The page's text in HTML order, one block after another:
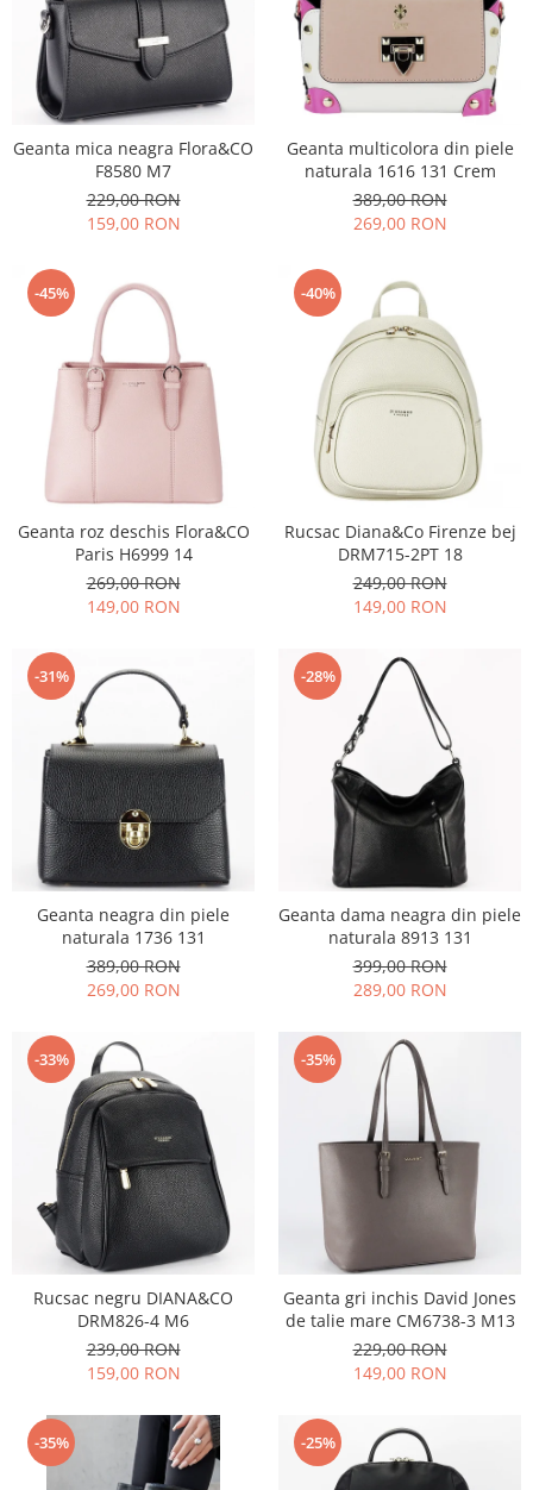
Geanta mica neagra Flora&CO
F8580 M7
229,00 RON
159,00 RON
Geanta multicolora din piele
naturala 1616 131 Crem
389,00 RON
269,00 RON
-45%
Geanta roz deschis Flora&CO
Paris H6999 14
269,00 RON
149,00 RON
-40%
Rucsac Diana&Co Firenze bej
DRM715-2PT 18
249,00 RON
149,00 RON
-31%
Geanta neagra din piele
naturala 1736 131
389,00 RON
269,00 RON
-28%
Geanta dama neagra din piele
naturala 8913 131
399,00 RON
289,00 RON
-33%
Rucsac negru DIANA&CO
DRM826-4 M6
239,00 RON
159,00 RON
-35%
Geanta gri inchis David Jones
de talie mare CM6738-3 M13
229,00 RON
149,00 RON
-35% -25%